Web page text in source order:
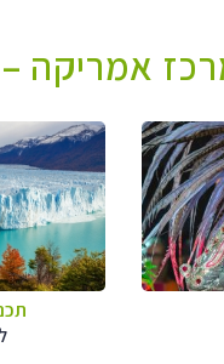
אמריקה